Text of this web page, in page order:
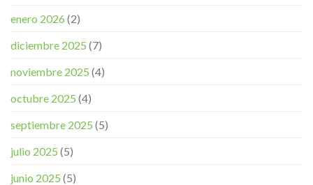
enero 2026 (2)
diciembre 2025 (7)
noviembre 2025 (4)
octubre 2025 (4)
septiembre 2025 (5)
julio 2025 (5)
junio 2025 (5)